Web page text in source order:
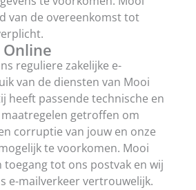
van de overeenkomst tot
Online
reguliere zakelijke e-
van de diensten van Mooi
heeft passende technische en
getroffen om
corruptie van jouw en onze
te voorkomen. Mooi
toegang tot ons postvak en wij
e-mailverkeer vertrouwelijk.